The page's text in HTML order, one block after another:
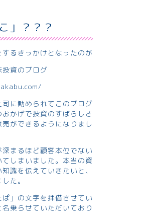
」？？？
るきっかけとなったのが
投資のブログ
に勧められてこのブログ
かげで投資のすばらしさ
ができるようになりまし
まるほど顧客本位でない
しまいました。本当の資
識を伝えていきたいと、
た。
」の文字を拝借させてい
乗らせていただいており